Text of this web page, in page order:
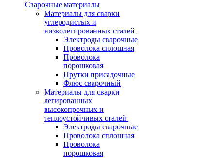
Сварочные материалы
Материалы для сварки
углеродистых и
низколегированных сталей
Электроды сварочные
Проволока сплошная
Проволока
порошковая
Прутки присадочные
Флюс сварочный
Материалы для сварки
легированных
высокопрочных и
теплоустойчивых сталей
Электроды сварочные
Проволока сплошная
Проволока
порошковая